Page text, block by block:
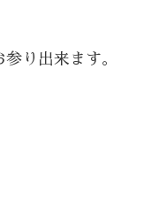
り出来ます。